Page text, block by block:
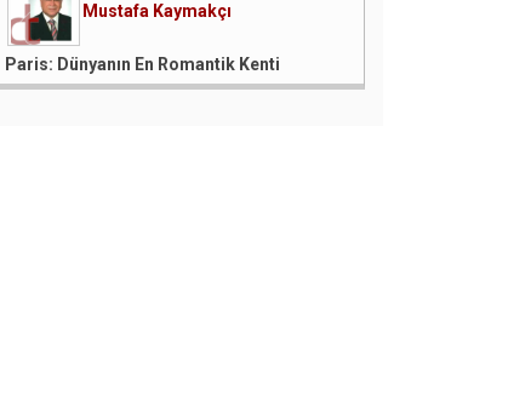
Mustafa Kaymakçı
Paris: Dünyanın En Romantik Kenti